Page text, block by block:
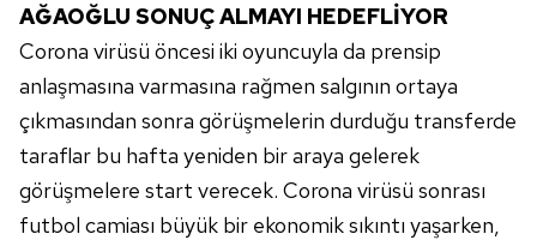
AĞAOĞLU SONUÇ ALMAYI HEDEFLİYOR
Corona virüsü öncesi iki oyuncuyla da prensip
anlaşmasına varmasına rağmen salgının ortaya
çıkmasından sonra görüşmelerin durduğu transferde
taraflar bu hafta yeniden bir araya gelerek
görüşmelere start verecek. Corona virüsü sonrası
futbol camiası büyük bir ekonomik sıkıntı yaşarken,